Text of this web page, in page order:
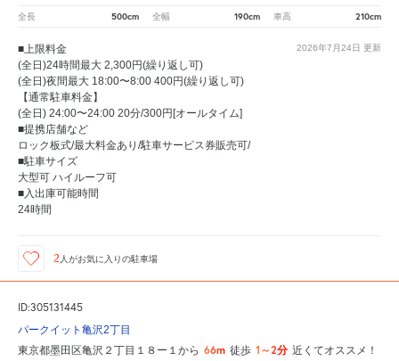
全長 500cm 全幅 190cm 車高 210cm
2026年7月24日 更新
■上限料金
(全日)24時間最大 2,300円(繰り返し可)
(全日)夜間最大 18:00〜8:00 400円(繰り返し可)
【通常駐車料金】
(全日) 24:00〜24:00 20分/300円[オールタイム]
■提携店舗など
ロック板式/最大料金あり/駐車サービス券販売可/
■駐車サイズ
大型可 ハイルーフ可
■入出庫可能時間
24時間
2 人がお気に入りの駐車場
ID:305131445
パークイット亀沢2丁目
東京都墨田区亀沢２丁目１８ー１から 66m 徒歩 1～2分 近くてオススメ！